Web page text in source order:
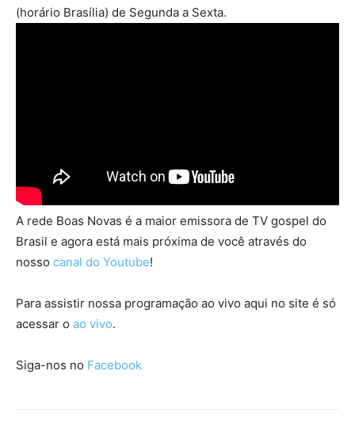
(horário Brasília) de Segunda a Sexta.
A rede Boas Novas é a maior emissora de TV gospel do
Brasil e agora está mais próxima de você através do
nosso canal do Youtube!
Para assistir nossa programação ao vivo aqui no site é só
acessar o ao vivo.
Siga-nos no Facebook